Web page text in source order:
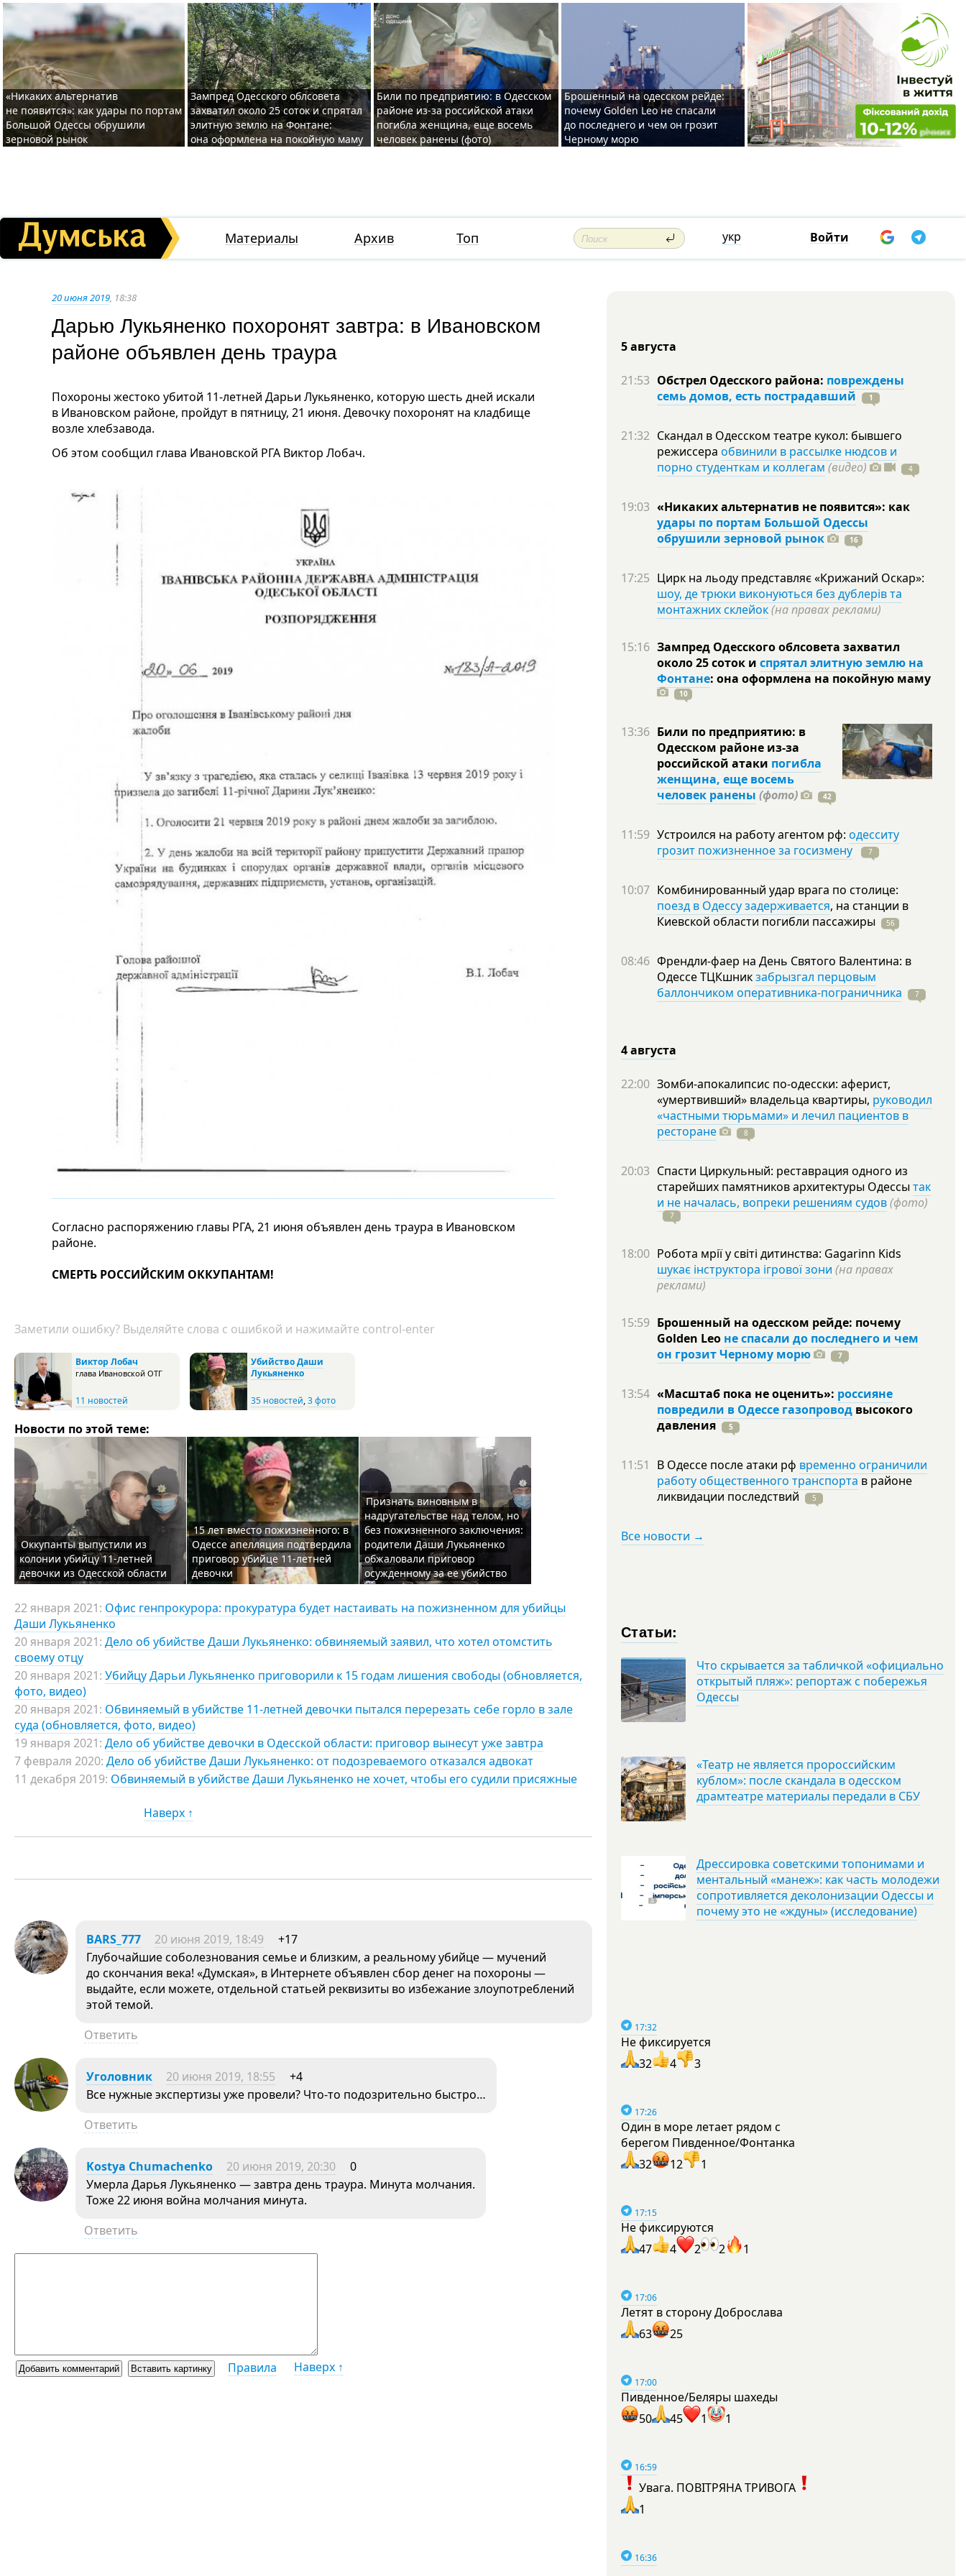
«Никаких альтернатив
не появится»: как удары по портам
Большой Одессы обрушили
зерновой рынок
Зампред Одесского облсовета
захватил около 25 соток и спрятал
элитную землю на Фонтане:
она оформлена на покойную маму
Били по предприятию: в Одесском
районе из-за российской атаки
погибла женщина, еще восемь
человек ранены (фото)
Брошенный на одесском рейде:
почему Golden Leo не спасали
до последнего и чем он грозит
Черному морю
Материалы Архив Топ укр Войти
20 июня 2019, 18:38
Дарью Лукьяненко похоронят завтра: в Ивановском
районе объявлен день траура
Похороны жестоко убитой 11-летней Дарьи Лукьяненко, которую шесть дней искали
в Ивановском районе, пройдут в пятницу, 21 июня. Девочку похоронят на кладбище
возле хлебзавода.
Об этом сообщил глава Ивановской РГА Виктор Лобач.
Согласно распоряжению главы РГА, 21 июня объявлен день траура в Ивановском
районе.
СМЕРТЬ РОССИЙСКИМ ОККУПАНТАМ!
Заметили ошибку? Выделяйте слова с ошибкой и нажимайте control-enter
Виктор Лобач
глава Ивановской ОТГ
11 новостей
Убийство Даши
Лукьяненко
35 новостей,3 фото
Новости по этой теме:
Оккупанты выпустили из
колонии убийцу 11-летней
девочки из Одесской области
15 лет вместо пожизненного: в
Одессе апелляция подтвердила
приговор убийце 11-летней
девочки
Признать виновным в
надругательстве над телом, но
без пожизненного заключения:
родители Даши Лукьяненко
обжаловали приговор
осужденному за ее убийство
22 января 2021: Офис генпрокурора: прокуратура будет настаивать на пожизненном для убийцы
Даши Лукьяненко
20 января 2021: Дело об убийстве Даши Лукьяненко: обвиняемый заявил, что хотел отомстить
своему отцу
20 января 2021: Убийцу Дарьи Лукьяненко приговорили к 15 годам лишения свободы (обновляется,
фото, видео)
20 января 2021: Обвиняемый в убийстве 11-летней девочки пытался перерезать себе горло в зале
суда (обновляется, фото, видео)
19 января 2021: Дело об убийстве девочки в Одесской области: приговор вынесут уже завтра
7 февраля 2020: Дело об убийстве Даши Лукьяненко: от подозреваемого отказался адвокат
11 декабря 2019: Обвиняемый в убийстве Даши Лукьяненко не хочет, чтобы его судили присяжные
Наверх ↑
BARS_777 20 июня 2019, 18:49
+17
Глубочайшие соболезнования семье и близким, а реальному убийце — мучений
до скончания века! «Думская», в Интернете объявлен сбор денег на похороны —
выдайте, если можете, отдельной статьей реквизиты во избежание злоупотреблений
этой темой.
Ответить
Уголовник 20 июня 2019, 18:55
+4
Все нужные экспертизы уже провели? Что-то подозрительно быстро…
Ответить
Kostya Chumachenko 20 июня 2019, 20:30
0
Умерла Дарья Лукьяненко — завтра день траура. Минута молчания.
Тоже 22 июня война молчания минута.
Ответить
Правила Наверх ↑
5 августа
21:53 Обстрел Одесского района: повреждены
семь домов, есть пострадавший
1
21:32 Скандал в Одесском театре кукол: бывшего
режиссера обвинили в рассылке нюдсов и
порно студенткам и коллегам (видео) 4
19:03 «Никаких альтернатив не появится»: как
удары по портам Большой Одессы
обрушили зерновой рынок
16
17:25 Цирк на льоду представляє «Крижаний Оскар»:
шоу, де трюки виконуються без дублерів та
монтажних склейок(на правах реклами)
15:16 Зампред Одесского облсовета захватил
около 25 соток и спрятал элитную землю на
Фонтане: она оформлена на покойную маму
10
13:36 Били по предприятию: в
Одесском районе из-за
российской атаки погибла
женщина, еще восемь
человек ранены (фото) 42
11:59 Устроился на работу агентом рф: одесситу
грозит пожизненное за госизмену
7
10:07 Комбинированный удар врага по столице:
поезд в Одессу задерживается, на станции в
Киевской области погибли пассажиры 56
08:46 Френдли-фаер на День Святого Валентина: в
Одессе ТЦКшникзабрызгал перцовым
баллончиком оперативника-пограничника
7
4 августа
22:00 Зомби-апокалипсис по-одесски: аферист,
«умертвивший» владельца квартиры, руководил
«частными тюрьмами» и лечил пациентов в
ресторане
8
20:03 Спасти Циркульный: реставрация одного из
старейших памятников архитектуры Одессы так
и не началась, вопреки решениям судов(фото)
7
18:00 Робота мрії у світі дитинства: Gagarinn Kids
шукає інструктора ігрової зони (на правах
реклами)
15:59 Брошенный на одесском рейде: почему
Golden Leo не спасали до последнего и чем
он грозит Черному морю
7
13:54 «Масштаб пока не оценить»: россияне
повредили в Одессе газопровод высокого
давления
5
11:51 В Одессе после атаки рф временно ограничили
работу общественного транспорта в районе
ликвидации последствий 5
Все новости →
Статьи:
Что скрывается за табличкой «официально
открытый пляж»: репортаж с побережья
Одессы
«Театр не является пророссийским
кублом»: после скандала в одесском
драмтеатре материалы передали в СБУ
Дрессировка советскими топонимами и
ментальный «манеж»: как часть молодежи
сопротивляется деколонизации Одессы и
почему это не «ждуны» (исследование)
17:32
Не фиксируется
32
4 3
17:26
Один в море летает рядом с
берегом Пивденное/Фонтанка
32
12 1
17:15
Не фиксируются
47
4 2 2 1
17:06
Летят в сторону Доброслава
63
25
17:00
Пивденное/Беляры шахеды
50
45 1 1
16:59
Увага. ПОВІТРЯНА ТРИВОГА
1
16:36